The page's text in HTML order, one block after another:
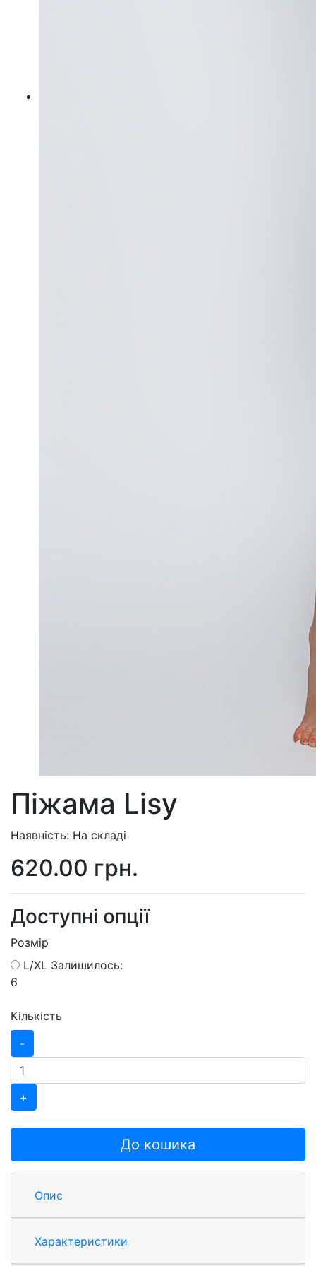
Піжама Lisy
Наявність: На складі
620.00 грн.
Доступні опції
Розмір
L/XL Залишилось:
6
Кількість
-
+
До кошика
Опис
Характеристики